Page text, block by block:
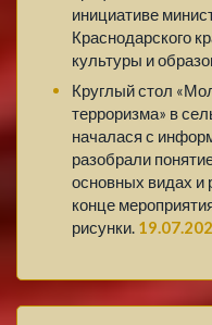
инициативе
Краснодарского
культуры и
Круглый стол
терроризма» в
началася с
разобрали
основных видах и
конце
рисунки.